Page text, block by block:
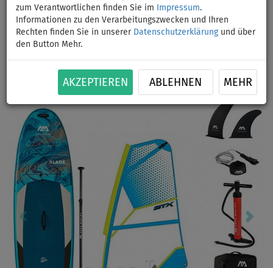
zum Verantwortlichen finden Sie im
Impressum.
Informationen zu den Verarbeitungszwecken und Ihren
Rechten finden Sie in unserer Datenschutzerklärungund über
den Button Mehr.
AKZEPTIEREN ABLEHNEN MEHR
2,5qm
BIS BIS
SEGEL
Previous Next